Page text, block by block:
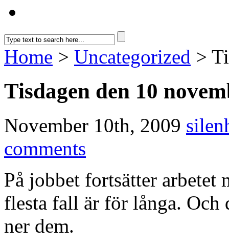
Home > Uncategorized >
Tisdagen den 10
November 10th, 2009
comments
På jobbet fortsätter arbetet
flesta fall är för långa.
ner dem.